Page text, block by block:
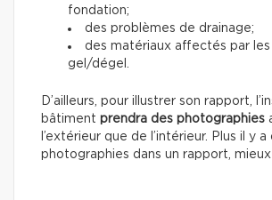
fondation;
des problèmes de drainage;
des matériaux affectés par
gel/dégel.
D’ailleurs, pour illustrer son rapport,
bâtiment prendra des photographies
l’extérieur que de l’intérieur. Plus il y a
photographies dans un rapport, mieux